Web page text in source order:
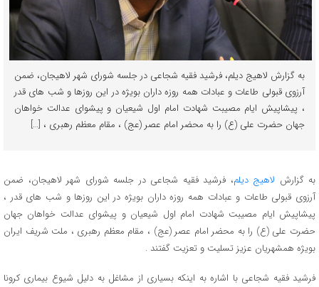
به گزارش لاهیج دیلم، فرشید فقیه شجاعی در جلسه شورای شهر لاهیجان، ضمن
آرزوی قبولی طاعات و عبادات همه روزه داران بویژه در این روزها و شب های قدر
، پیشاپیش ایام مصیبت شهادت امام اول شیعیان و پیشوای عدالت خواهان
جهان حضرت علی (ع) را به محضر امام عصر (عج) ، مقام معظم رهبری ، […]
به گزارش لاهیج دیلم، فرشید فقیه شجاعی در جلسه شورای شهر لاهیجان، ضمن
آرزوی قبولی طاعات و عبادات همه روزه داران بویژه در این روزها و شب های قدر ،
پیشاپیش ایام مصیبت شهادت امام اول شیعیان و پیشوای عدالت خواهان جهان
حضرت علی (ع) را به محضر امام عصر (عج) ، مقام معظم رهبری ، ملت شریف ایران
بویژه همشهریان عزیز تسلیت و تعزیت گفتند .
فرشید فقیه شجاعی با اشاره به اینکه بسیاری از مشاغل به دلیل شیوع بیماری کرونا